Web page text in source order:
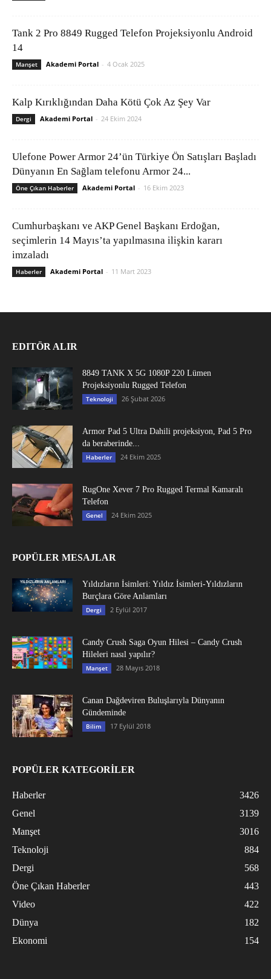
Tank 2 Pro 8849 Rugged Telefon Projeksiyonlu Android
14
Manşet Akademi Portal - 4 Ocak 2025
Kalp Kırıklığından Daha Kötü Çok Az Şey Var
Dergi Akademi Portal - 24 Ekim 2024
Ulefone Power Armor 24’ün Türkiye Ön Satışları Başladı
Dünyanın En Sağlam telefonu Armor 24...
Öne Çıkan Haberler Akademi Portal - 16 Ekim 2023
Cumhurbaşkanı ve AKP Genel Başkanı Erdoğan,
seçimlerin 14 Mayıs’ta yapılmasına ilişkin kararı
imzaladı
Haberler Akademi Portal - 11 Mart 2023
EDITÖR ALIR
8849 TANK X 5G 1080P 220 Lümen
Projeksiyonlu Rugged Telefon
Teknoloji 26 Şubat 2026
Armor Pad 5 Ultra Dahili projeksiyon, Pad 5 Pro
da beraberinde...
Haberler 24 Ekim 2025
RugOne Xever 7 Pro Rugged Termal Kamaralı
Telefon
Genel 24 Ekim 2025
POPÜLER MESAJLAR
Yıldızların İsimleri: Yıldız İsimleri-Yıldızların
Burçlara Göre Anlamları
Dergi 2 Eylül 2017
Candy Crush Saga Oyun Hilesi – Candy Crush
Hileleri nasıl yapılır?
Manşet 28 Mayıs 2018
Canan Dağdeviren Buluşlarıyla Dünyanın
Gündeminde
Bilim 17 Eylül 2018
POPÜLER KATEGORİLER
Haberler
3426
Genel
3139
Manşet
3016
Teknoloji
884
Dergi
568
Öne Çıkan Haberler
443
Video
422
Dünya
182
Ekonomi
154